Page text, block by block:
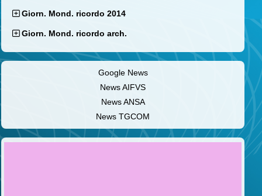
Giorn. Mond. ricordo 2014
Giorn. Mond. ricordo arch.
Google News
News AIFVS
News ANSA
News TGCOM